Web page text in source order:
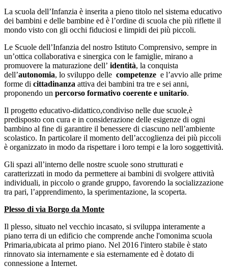
La scuola dell’Infanzia è inserita a pieno titolo nel sistema educativo
dei bambini e delle bambine ed è l’ordine di scuola che più riflette il
mondo visto con gli occhi fiduciosi e limpidi dei più piccoli.
Le Scuole dell’Infanzia del nostro Istituto Comprensivo, sempre in
un’ottica collaborativa e sinergica con le famiglie, mirano a
promuovere la maturazione dell’ identità, la conquista
dell’autonomia, lo sviluppo delle competenze e l’avvio alle prime
forme di cittadinanza attiva dei bambini tra tre e sei anni,
proponendo un percorso formativo coerente e unitario.
Il progetto educativo-didattico,condiviso nelle due scuole,è
predisposto con cura e in considerazione delle esigenze di ogni
bambino al fine di garantire il benessere di ciascuno nell’ambiente
scolastico. In particolare il momento dell’accoglienza dei più piccoli
è organizzato in modo da rispettare i loro tempi e la loro soggettività.
Gli spazi all’interno delle nostre scuole sono strutturati e
caratterizzati in modo da permettere ai bambini di svolgere attività
individuali, in piccolo o grande gruppo, favorendo la socializzazione
tra pari, l’apprendimento, la sperimentazione, la scoperta.
Plesso di via Borgo da Monte
Il plesso, situato nel vecchio incasato, si sviluppa interamente a
piano terra di un edificio che comprende anche l'omonima scuola
Primaria,ubicata al primo piano. Nel 2016 l'intero stabile è stato
rinnovato sia internamente e sia esternamente ed è dotato di
connessione a Internet.